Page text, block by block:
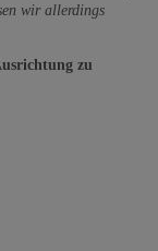
wir allerdings
zu